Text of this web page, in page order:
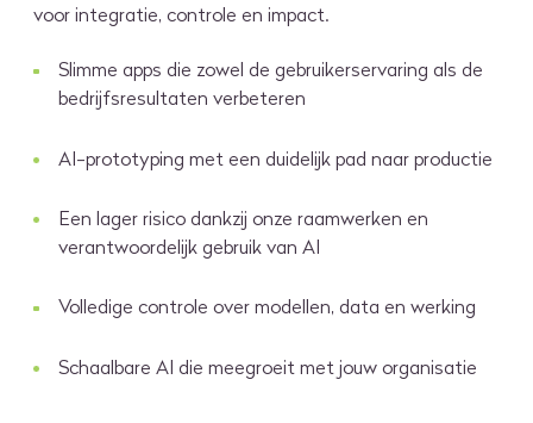
voor integratie, controle en impact.
Slimme apps die zowel de gebruikerservaring als de
bedrijfsresultaten verbeteren
AI-prototyping met een duidelijk pad naar productie
Een lager risico dankzij onze raamwerken en
verantwoordelijk gebruik van AI
Volledige controle over modellen, data en werking
Schaalbare AI die meegroeit met jouw organisatie